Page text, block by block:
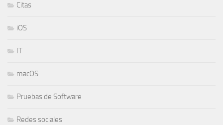
Citas
iOS
IT
macOS
Pruebas de Software
Redes sociales